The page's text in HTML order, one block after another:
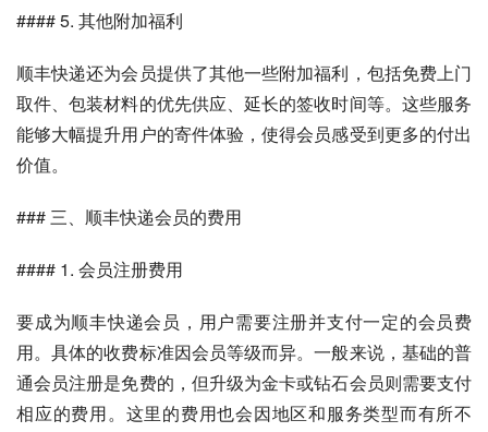
#### 5. 其他附加福利
顺丰快递还为会员提供了其他一些附加福利，包括免费上门
取件、包装材料的优先供应、延长的签收时间等。这些服务
能够大幅提升用户的寄件体验，使得会员感受到更多的付出
价值。
### 三、顺丰快递会员的费用
#### 1. 会员注册费用
要成为顺丰快递会员，用户需要注册并支付一定的会员费
用。具体的收费标准因会员等级而异。一般来说，基础的普
通会员注册是免费的，但升级为金卡或钻石会员则需要支付
相应的费用。这里的费用也会因地区和服务类型而有所不